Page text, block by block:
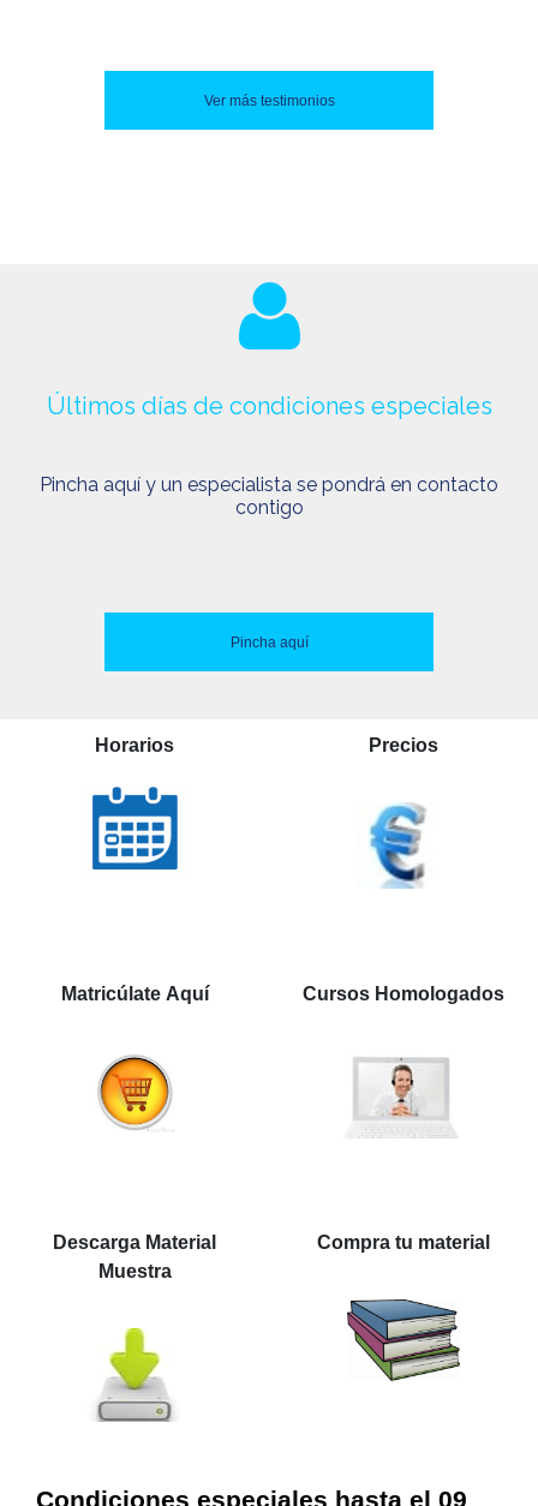
Ver más testimonios
Últimos días de condiciones especiales
Pincha aquí y un especialista se pondrá en contacto
contigo
Pincha aquí
Horarios Precios
Matricúlate Aquí Cursos Homologados
Descarga Material
Muestra
Compra tu material
Condiciones especiales hasta el 09